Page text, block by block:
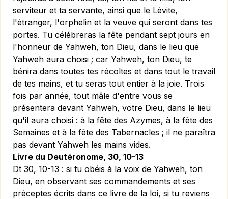
serviteur et ta servante, ainsi que le Lévite,
l'étranger, l'orphelin et la veuve qui seront dans tes
portes. Tu célébreras la fête pendant sept jours en
l'honneur de Yahweh, ton Dieu, dans le lieu que
Yahweh aura choisi ; car Yahweh, ton Dieu, te
bénira dans toutes tes récoltes et dans tout le travail
de tes mains, et tu seras tout entier à la joie. Trois
fois par année, tout mâle d'entre vous se
présentera devant Yahweh, votre Dieu, dans le lieu
qu'il aura choisi : à la fête des Azymes, à la fête des
Semaines et à la fête des Tabernacles ; il ne paraîtra
pas devant Yahweh les mains vides.
Livre du Deutéronome, 30, 10-13
Dt 30, 10-13 : si tu obéis à la voix de Yahweh, ton
Dieu, en observant ses commandements et ses
préceptes écrits dans ce livre de la loi, si tu reviens